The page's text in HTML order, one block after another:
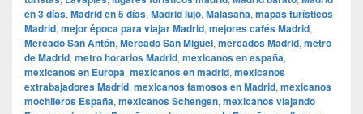
en 3 días, Madrid en 5 días, Madrid lujo, Malasaña, mapas turísticos
Madrid, mejor época para viajar Madrid, mejores cafés Madrid,
Mercado San Antón, Mercado San Miguel, mercados Madrid, metro
de Madrid, metro horarios Madrid, mexicanos en españa,
mexicanos en Europa, mexicanos en madrid, mexicanos
extrabajadores Madrid, mexicanos famosos en Madrid, mexicanos
mochileros España, mexicanos Schengen, mexicanos viajando